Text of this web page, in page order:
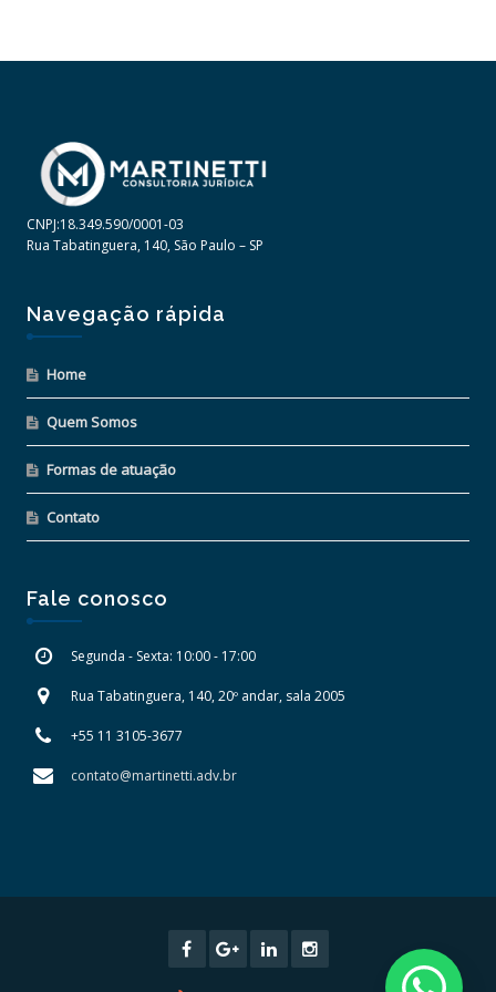
CNPJ:18.349.590/0001-03
Rua Tabatinguera, 140, São Paulo – SP
Navegação rápida
Home
Quem Somos
Formas de atuação
Contato
Fale conosco
Segunda - Sexta: 10:00 - 17:00
Rua Tabatinguera, 140, 20º andar, sala 2005
+55 11 3105-3677
contato@martinetti.adv.br